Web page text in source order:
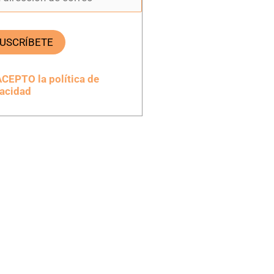
la política de